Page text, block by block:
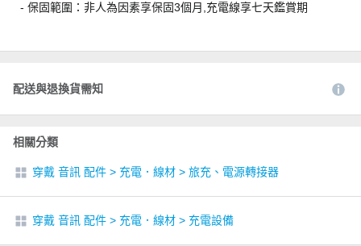
- 保固範圍：非人為因素享保固3個月,充電線享七天鑑賞期
配送與退換貨需知
相關分類
穿戴 音訊 配件 > 充電．線材 > 旅充、電源轉接器
穿戴 音訊 配件 > 充電．線材 > 充電設備